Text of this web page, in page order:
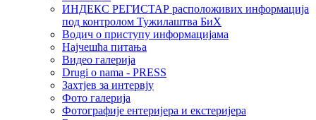
ИНДЕКС РЕГИСТАР расположивих информација
под контролом Тужилаштва БиХ
Водич о приступу информацијама
Најчешћа питања
Видео галерија
Drugi o nama - PRESS
Захтјев за интервју
Фото галерија
Фотографије ентеријера и екстеријера